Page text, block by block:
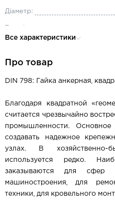
Про товар
DIN 798: Гайка анкерная,
Благодаря квадратной
считается чрезвычайно
промышленности. Основное
создавать надежное
узлах. В хозяйственно-
используется редко.
заказываются для сфер
машиностроения, для
техники, для кровельного
Діаметр:
Все характеристики